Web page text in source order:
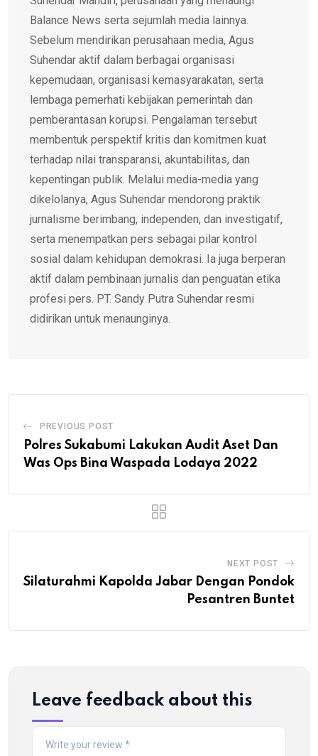
Balance News serta sejumlah media lainnya.
Sebelum mendirikan perusahaan media, Agus
Suhendar aktif dalam berbagai organisasi
kepemudaan, organisasi kemasyarakatan, serta
lembaga pemerhati kebijakan pemerintah dan
pemberantasan korupsi. Pengalaman tersebut
membentuk perspektif kritis dan komitmen kuat
terhadap nilai transparansi, akuntabilitas, dan
kepentingan publik. Melalui media-media yang
dikelolanya, Agus Suhendar mendorong praktik
jurnalisme berimbang, independen, dan investigatif,
serta menempatkan pers sebagai pilar kontrol
sosial dalam kehidupan demokrasi. Ia juga berperan
aktif dalam pembinaan jurnalis dan penguatan etika
profesi pers. PT. Sandy Putra Suhendar resmi
didirikan untuk menaunginya.
PREVIOUS POST
Polres Sukabumi Lakukan Audit Aset Dan
Was Ops Bina Waspada Lodaya 2022
NEXT POST
Silaturahmi Kapolda Jabar Dengan Pondok
Pesantren Buntet
Leave feedback about this